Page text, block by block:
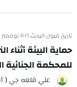
تاريخ قبول البحث ٢٠١٦ نوفمبر ٢٠
حماية البيئة
للمحكمة الجنائية
علي قلعه جي (